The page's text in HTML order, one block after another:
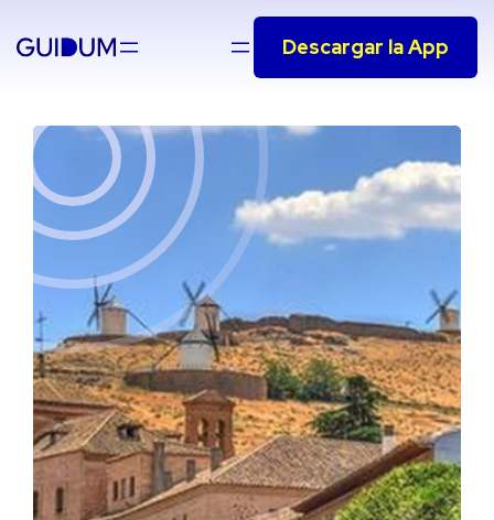
Saltar
Descargar la App